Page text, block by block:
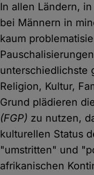
In allen Ländern,
bei Männern in
kaum
unterschiedlichste
Religion, Kultur,
Grund plädieren
(FGP) zu nutzen,
kulturellen Status
"umstritten" und
afrikanischen